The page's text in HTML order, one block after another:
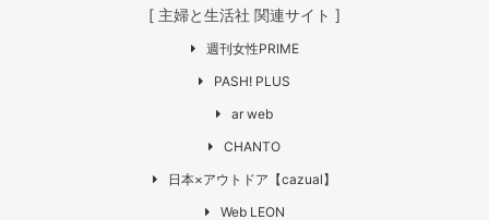
[ 主婦と生活社 関連サイト ]
週刊女性PRIME
PASH! PLUS
ar web
CHANTO
日本×アウトドア【cazual】
Web LEON